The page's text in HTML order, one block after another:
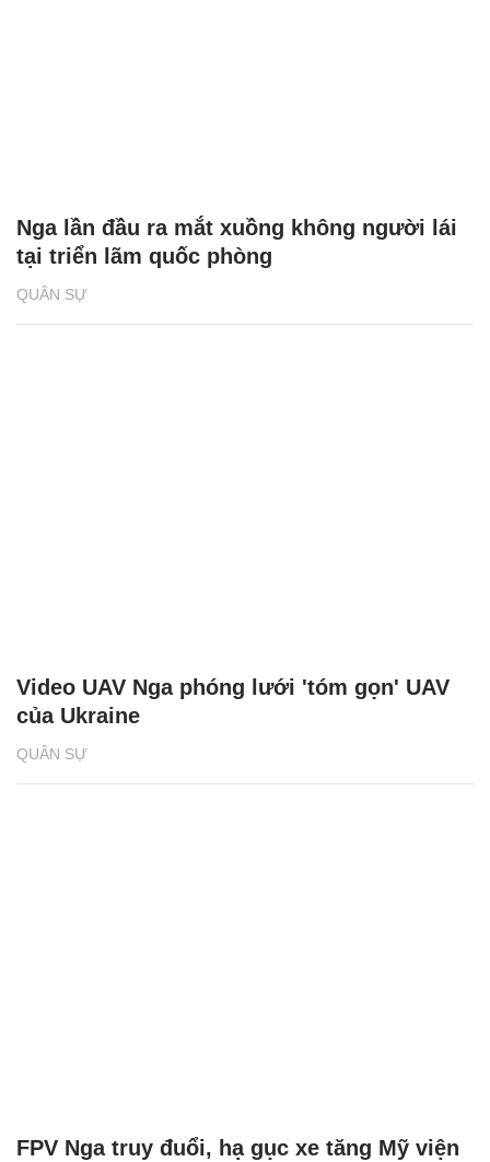
QUÂN SỰ
Nga lần đầu ra mắt xuồng không người lái
tại triển lãm quốc phòng
QUÂN SỰ
Video UAV Nga phóng lưới 'tóm gọn' UAV
của Ukraine
FPV Nga truy đuổi, hạ gục xe tăng Mỹ viện